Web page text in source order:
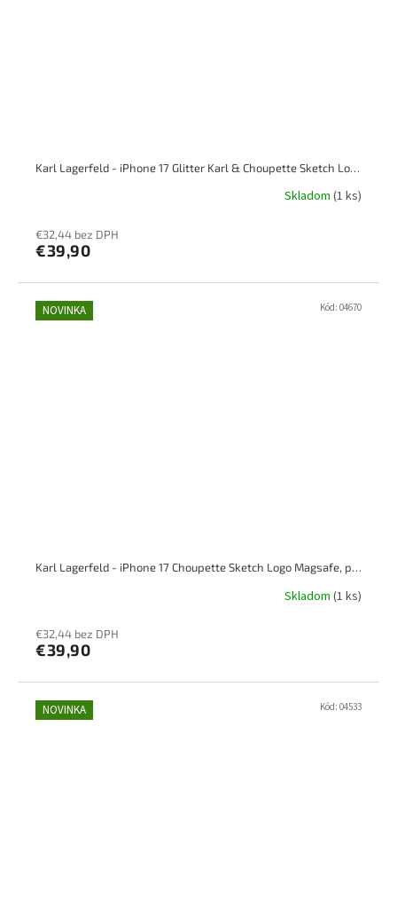
Karl Lagerfeld - iPhone 17 Glitter Karl & Choupette Sketch Logo Magsafe, priesvitný
Skladom (1 ks)
€32,44 bez DPH
€39,90
NOVINKA
Karl Lagerfeld - iPhone 17 Choupette Sketch Logo Magsafe, priesvitný
Skladom (1 ks)
€32,44 bez DPH
€39,90
Kód: 04670
NOVINKA Kód: 04533